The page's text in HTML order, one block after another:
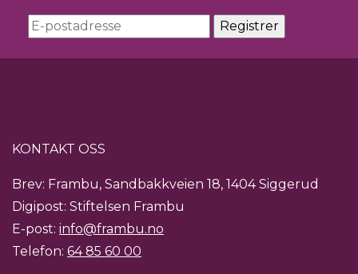
KONTAKT OSS
Brev: Frambu, Sandbakkveien 18, 1404 Siggerud
Digipost: Stiftelsen Frambu
E-post: info@frambu.no
Telefon: 64 85 60 00